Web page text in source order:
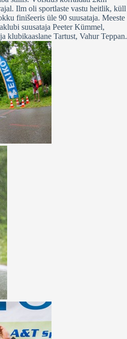
Ilm oli sportlaste vastu heitlik, küll
finišeeris üle 90 suusataja. Meeste
suusataja Peeter Kümmel,
klubikaaslane Tartust, Vahur Teppan.